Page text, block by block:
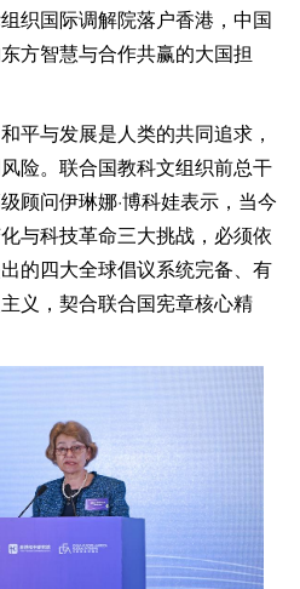
织国际调解院落户香港，中国
方智慧与合作共赢的大国担
与发展是人类的共同追求，
险。联合国教科文组织前总干
顾问伊琳娜·博科娃表示，当今
与科技革命三大挑战，必须依
的四大全球倡议系统完备、有
义，契合联合国宪章核心精